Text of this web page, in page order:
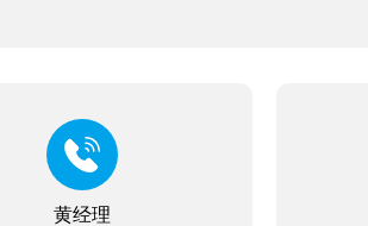
黄经理